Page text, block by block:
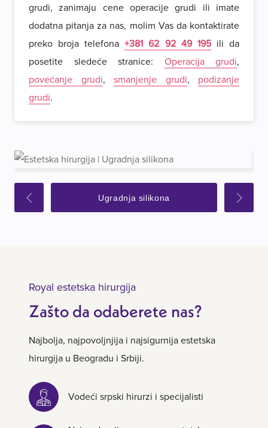
grudi, zanimaju cene operacije grudi ili imate
dodatna pitanja za nas, molim Vas da kontaktirate
preko broja telefona+381 62 92 49 195ili da
posetite sledeće stranice: Operacija grudi,
povećanje grudi, smanjenje grudi, podizanje
grudi.
Ugradnja silikona
Royal estetska hirurgija
Zašto da odaberete nas?
Najbolja, najpovoljnjija i najsigurnija estetska
hirurgija u Beogradu i Srbiji.
Vodeći srpski hirurzi i specijalisti